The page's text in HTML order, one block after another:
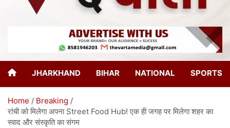
The Varta
JHARKHAND BIHAR NATIONAL SPORTS
Home
Breaking
रांची को मिलेगा अपना Street Food Hub! एक ही जगह पर मिलेगा शहर का
स्वाद और संस्कृति का संगम